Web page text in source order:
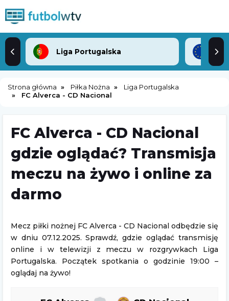
Liga Portugalska
Strona główna Piłka Nożna
Liga Portugalska
FC Alverca - CD Nacional
FC Alverca - CD Nacional
gdzie oglądać? Transmisja
meczu na żywo i online za
darmo
Mecz piłki nożnej FC Alverca - CD Nacional odbędzie się
w dniu 07.12.2025. Sprawdź, gdzie oglądać transmisję
online i w telewizji z meczu w rozgrywkach Liga
Portugalska. Początek spotkania o godzinie 19:00 –
oglądaj na żywo!